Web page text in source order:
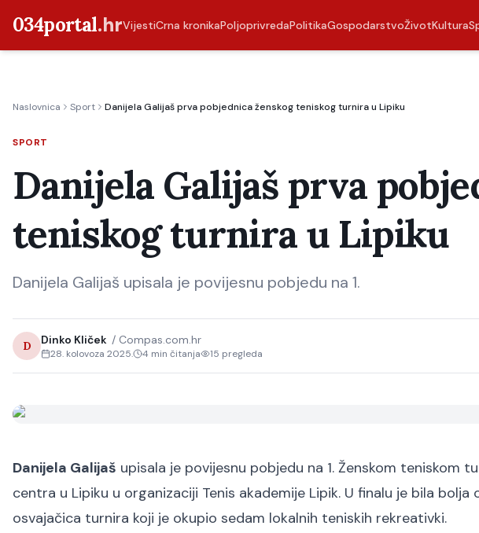
034portal.hrVijestiCrna kronikaPoljoprivredaPolitikaGospodarstvoŽivotKultura
Naslovnica Sport Danijela Galijaš prva pobjednica ženskog teniskog turnira u Lipiku
SPORT
Danijela Galijaš prva
teniskog turnira u Lipiku
Danijela Galijaš upisala je povijesnu pobjedu na 1.
D Dinko Kliček / Compas.com.hr
28. kolovoza 2025. 4 min čitanja 15 pregleda
Danijela Galijaš upisala je povijesnu pobjedu na 1. Ženskom teniskom
centra u Lipiku u organizaciji Tenis akademije Lipik. U finalu je bila bolja
osvajačica turnira koji je okupio sedam lokalnih teniskih rekreativki.